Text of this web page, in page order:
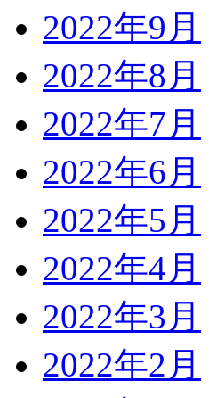
2022年9月
2022年8月
2022年7月
2022年6月
2022年5月
2022年4月
2022年3月
2022年2月